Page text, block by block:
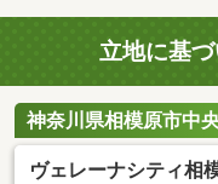
立地に基
神奈川県相模原市中
ヴェレーナシティ